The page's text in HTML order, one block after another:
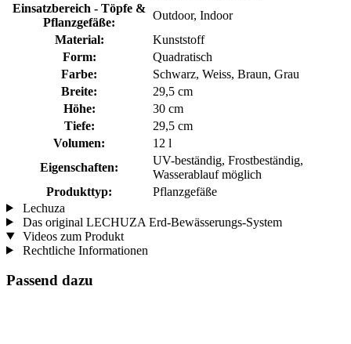
Einsatzbereich - Töpfe &
Pflanzgefäße:
Outdoor, Indoor
Material:
Kunststoff
Form:
Quadratisch
Farbe:
Schwarz, Weiss, Braun, Grau
Breite:
29,5 cm
Höhe:
30 cm
Tiefe:
29,5 cm
Volumen:
12 l
Eigenschaften:
UV-beständig, Frostbeständig,
Wasserablauf möglich
Produkttyp:
Pflanzgefäße
Lechuza
Das original LECHUZA Erd-Bewässerungs-System
Videos zum Produkt
Rechtliche Informationen
Passend dazu